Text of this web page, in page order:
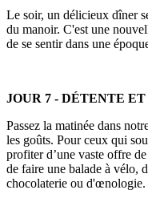
Le soir, un délicieux dîner
du manoir. C'est une
de se sentir dans une
JOUR 7 - DÉTENTE
Passez la matinée dans
les goûts. Pour ceux qui
profiter d’une vaste offre
de faire une balade à vélo,
chocolaterie ou d'œnologie.